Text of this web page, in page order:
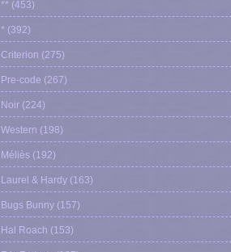
** (453)
* (392)
Criterion (275)
Pre-code (267)
Noir (224)
Western (198)
Méliès (192)
Laurel & Hardy (163)
Bugs Bunny (157)
Hal Roach (153)